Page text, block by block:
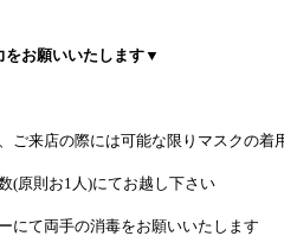
をお願いいたします▼
ご来店の際には可能な限りマスクの着
(原則お1人)にてお越し下さい
にて両手の消毒をお願いいたします